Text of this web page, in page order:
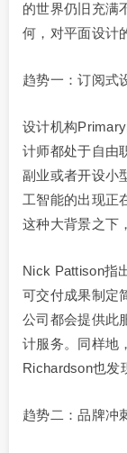
的世界仍旧充满
何，对平面设计
趋势一：订阅式
设计机构
计师都处于自由
副业或者开设小
工智能的出现正
这种大背景之下
Nick Pattison指
可交付成果制定
公司都会提供此
计服务。同样地
Richardson也发
趋势二：品牌冲